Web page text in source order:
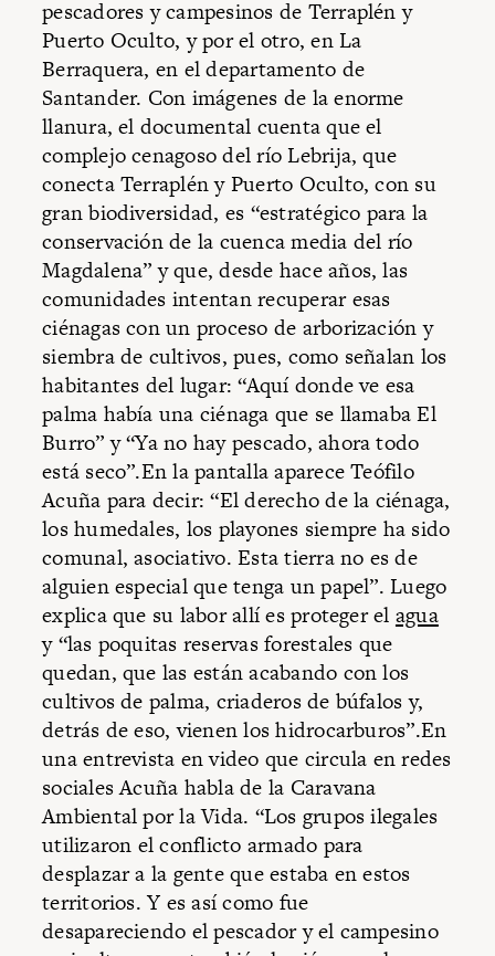
pescadores y campesinos de Terraplén y
Puerto Oculto, y por el otro, en La
Berraquera, en el departamento de
Santander. Con imágenes de la enorme
llanura, el documental cuenta que el
complejo cenagoso del río Lebrija, que
conecta Terraplén y Puerto Oculto, con su
gran biodiversidad, es “estratégico para la
conservación de la cuenca media del río
Magdalena” y que, desde hace años, las
comunidades intentan recuperar esas
ciénagas con un proceso de arborización y
siembra de cultivos, pues, como señalan los
habitantes del lugar: “Aquí donde ve esa
palma había una ciénaga que se llamaba El
Burro” y “Ya no hay pescado, ahora todo
está seco”.En la pantalla aparece Teófilo
Acuña para decir: “El derecho de la ciénaga,
los humedales, los playones siempre ha sido
comunal, asociativo. Esta tierra no es de
alguien especial que tenga un papel”. Luego
explica que su labor allí es proteger el agua
y “las poquitas reservas forestales que
quedan, que las están acabando con los
cultivos de palma, criaderos de búfalos y,
detrás de eso, vienen los hidrocarburos”.En
una entrevista en video que circula en redes
sociales Acuña habla de la Caravana
Ambiental por la Vida. “Los grupos ilegales
utilizaron el conflicto armado para
desplazar a la gente que estaba en estos
territorios. Y es así como fue
desapareciendo el pescador y el campesino